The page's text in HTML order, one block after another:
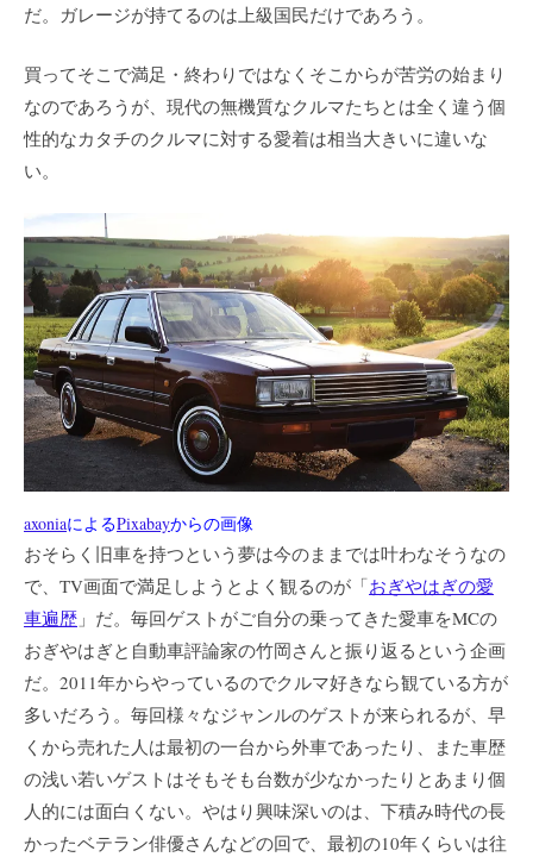
だ。ガレージが持てるのは上級国民だけであろう。
買ってそこで満足・終わりではなくそこからが苦労の始まり
なのであろうが、現代の無機質なクルマたちとは全く違う個
性的なカタチのクルマに対する愛着は相当大きいに違いな
い。
axoniaによるPixabayからの画像
おそらく旧車を持つという夢は今のままでは叶わなそうなの
で、TV画面で満足しようとよく観るのが「おぎやはぎの愛
車遍歴 」だ。毎回ゲストがご自分の乗ってきた愛車をMCの
おぎやはぎと自動車評論家の竹岡さんと振り返るという企画
だ。2011年からやっているのでクルマ好きなら観ている方が
多いだろう。毎回様々なジャンルのゲストが来られるが、早
くから売れた人は最初の一台から外車であったり、また車歴
の浅い若いゲストはそもそも台数が少なかったりとあまり個
人的には面白くない。やはり興味深いのは、下積み時代の長
かったベテラン俳優さんなどの回で、最初の10年くらいは往